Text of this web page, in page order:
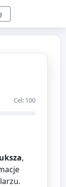
Cel: 100
,